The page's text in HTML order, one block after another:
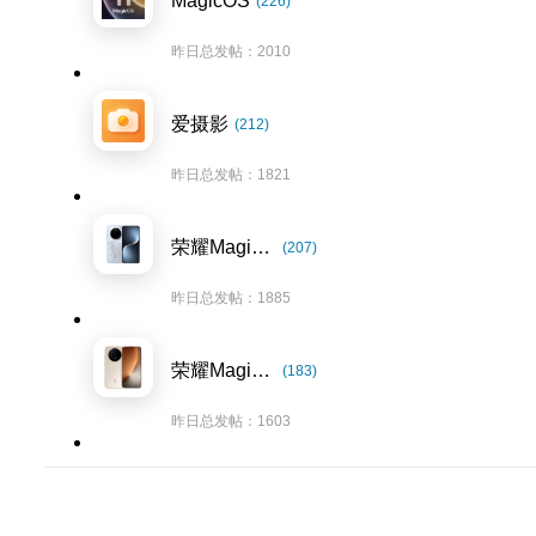
昨日总发帖：2010
爱摄影 (212)
昨日总发帖：1821
荣耀Magic7系列 (207)
昨日总发帖：1885
荣耀Magic8系列 (183)
昨日总发帖：1603